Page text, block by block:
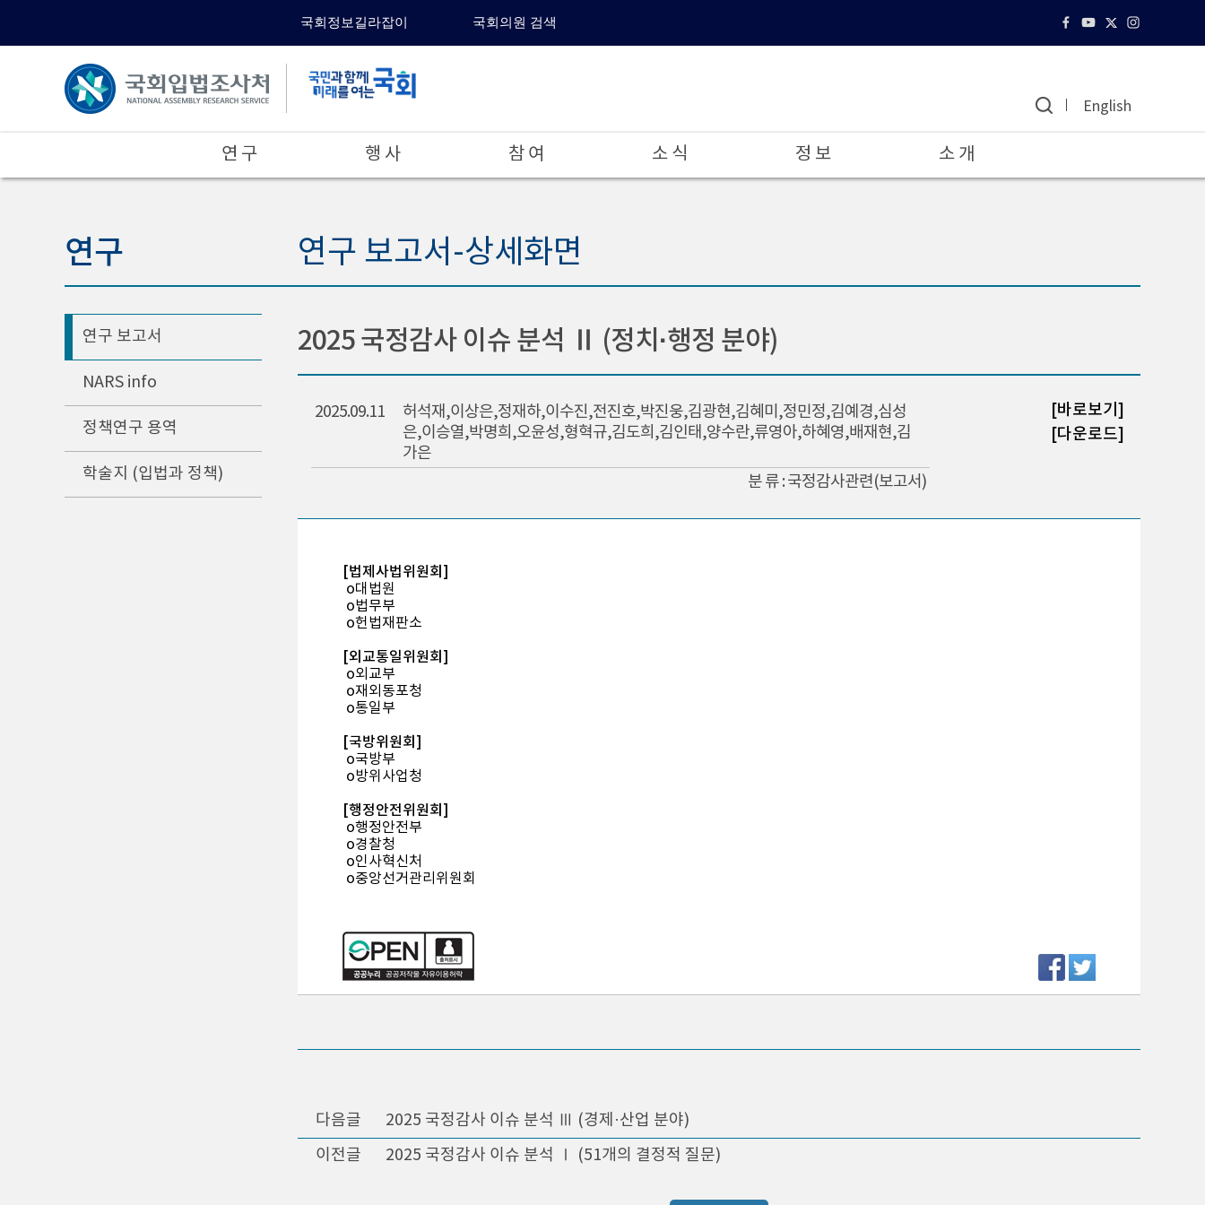
국회정보길라잡이 국회의원 검색
English
연 구 행 사 참 여 소 식 정 보 소 개
연구
연구 보고서
NARS info
정책연구 용역
학술지 (입법과 정책)
연구 보고서-상세화면
2025 국정감사 이슈 분석 Ⅱ (정치·행정 분야)
2025.09.11
허석재,이상은,정재하,이수진,전진호,박진웅,김광현,김혜미,정민정,김예경,심성
은,이승열,박명희,오윤성,형혁규,김도희,김인태,양수란,류영아,하혜영,배재현,김
가은
분 류 : 국정감사관련(보고서)
[바로보기]
[다운로드]
[법제사법위원회]
o대법원
o법무부
o헌법재판소
[외교통일위원회]
o외교부
o재외동포청
o통일부
[국방위원회]
o국방부
o방위사업청
[행정안전위원회]
o행정안전부
o경찰청
o인사혁신처
o중앙선거관리위원회
다음글
2025 국정감사 이슈 분석 Ⅲ (경제·산업 분야)
이전글
2025 국정감사 이슈 분석 Ⅰ (51개의 결정적 질문)